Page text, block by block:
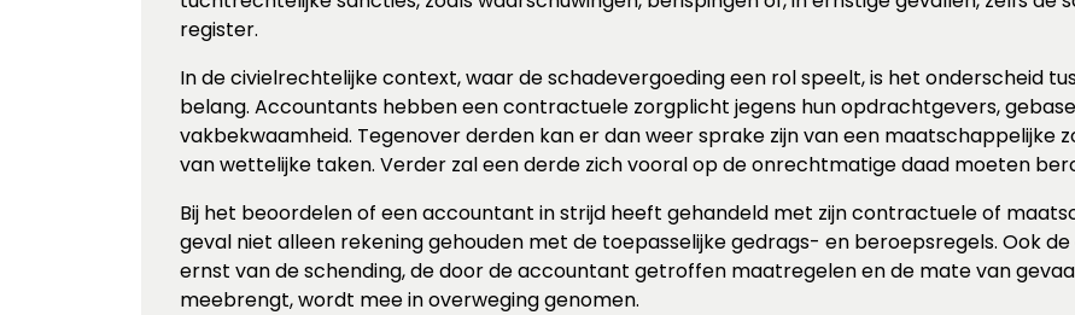
register.
In de civielrechtelijke context, waar de schadevergoeding een rol speelt, is het onderscheid
belang. Accountants hebben een contractuele zorgplicht jegens hun opdrachtgevers,
vakbekwaamheid. Tegenover derden kan er dan weer sprake zijn van een maatschappelijke
van wettelijke taken. Verder zal een derde zich vooral op de onrechtmatige daad moeten
Bij het beoordelen of een accountant in strijd heeft gehandeld met zijn contractuele of
geval niet alleen rekening gehouden met de toepasselijke gedrags- en beroepsregels. Ook
ernst van de schending, de door de accountant getroffen maatregelen en de mate van
meebrengt, wordt mee in overweging genomen.